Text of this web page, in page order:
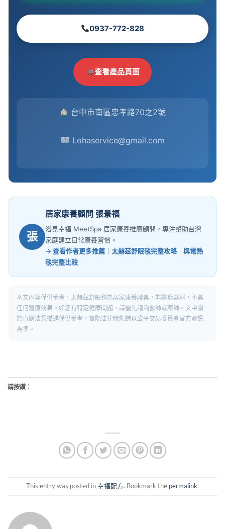
0937-772-828
查看產品頁面
台中市南區忠孝路70之2號
Lohaservice@gmail.com
張
居家康養顧問 張景福
浴見幸福 MeetSpa 居家康養推廣顧問，專注幫助台灣
家庭建立日常康養習慣。
→ 查看作者更多推薦
太赫茲舒眠毯完整攻略｜ 與電熱
毯完整比較
本文內容僅供參考，太赫茲舒眠毯為居家康養寢具，非醫療器材，不具
任何醫療效果。如您有特定健康問題，請優先諮詢醫師或藥師。文中關
於直銷法規描述僅供參考，實際法律狀態請以公平交易委員會官方資訊
為準。
請按讚：
This entry was posted in幸福配方. Bookmark the permalink.